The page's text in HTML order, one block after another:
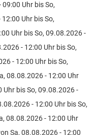
Uhr bis So,
Uhr bis So,
Uhr bis So, 09.08.2026 -
- 12:00 Uhr bis So,
- 12:00 Uhr bis So,
08.08.2026 - 12:00 Uhr
Uhr bis So, 09.08.2026 -
- 12:00 Uhr bis So,
08.08.2026 - 12:00 Uhr
Sa, 08.08.2026 - 12:00